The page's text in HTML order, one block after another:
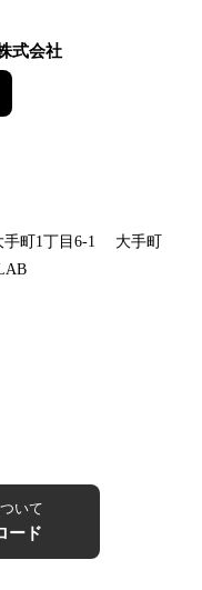
式会社
手町1丁目6-1 大手町
いて
ード